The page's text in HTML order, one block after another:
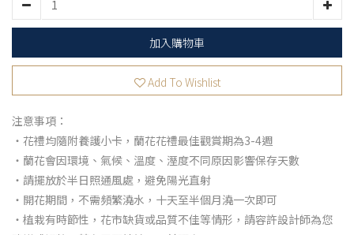
加入購物車
Add To Wishlist
注意事項：
・花禮均隨附養護小卡，蘭花花禮最佳觀賞期為3-4週
・蘭花會因環境、氣候、溫度、溼度不同原因影響保存天數
・請擺放於半日照通風處，避免陽光直射
・開花期間，不需頻繁澆水，十天至半個月澆一次即可
・植栽有時節性，花市缺貨或品質不佳等情形，請容許設計師為您